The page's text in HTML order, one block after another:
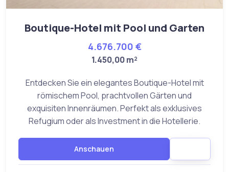
Boutique-Hotel mit Pool und Garten
4.676.700 €
1.450,00 m²
Entdecken Sie ein elegantes Boutique-Hotel mit
römischem Pool, prachtvollen Gärten und
exquisiten Innenräumen. Perfekt als exklusives
Refugium oder als Investment in die Hotellerie.
Anschauen